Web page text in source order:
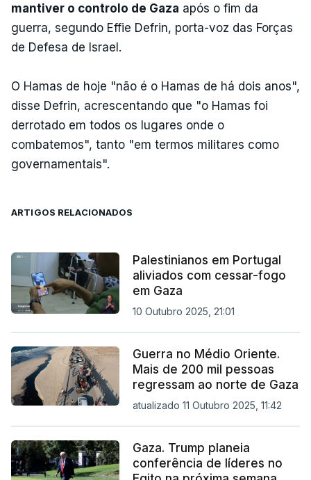
mantiver o controlo de Gaza após o fim da
guerra, segundo Effie Defrin, porta-voz das Forças
de Defesa de Israel.
O Hamas de hoje "não é o Hamas de há dois anos",
disse Defrin, acrescentando que "o Hamas foi
derrotado em todos os lugares onde o
combatemos", tanto "em termos militares como
governamentais".
ARTIGOS RELACIONADOS
Palestinianos em Portugal
aliviados com cessar-fogo
em Gaza
10 Outubro 2025, 21:01
Guerra no Médio Oriente.
Mais de 200 mil pessoas
regressam ao norte de Gaza
atualizado 11 Outubro 2025, 11:42
Gaza. Trump planeia
conferência de líderes no